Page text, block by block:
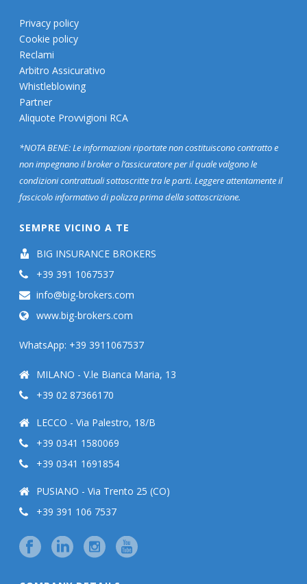
Privacy policy
Cookie policy
Reclami
Arbitro Assicurativo
Whistleblowing
Partner
Aliquote Provvigioni RCA
*NOTA BENE: Le informazioni riportate non costituiscono contratto e
non impegnano il broker o l’assicuratore per il quale valgono le
condizioni contrattuali sottoscritte tra le parti. Leggere attentamente il
fascicolo informativo di polizza prima della sottoscrizione.
SEMPRE VICINO A TE
BIG INSURANCE BROKERS
+39 391 1067537
info@big-brokers.com
www.big-brokers.com
WhatsApp: +39 3911067537
MILANO - V.le Bianca Maria, 13
+39 02 87366170
LECCO - Via Palestro, 18/B
+39 0341 1580069
+39 0341 1691854
PUSIANO - Via Trento 25 (CO)
+39 391 106 7537